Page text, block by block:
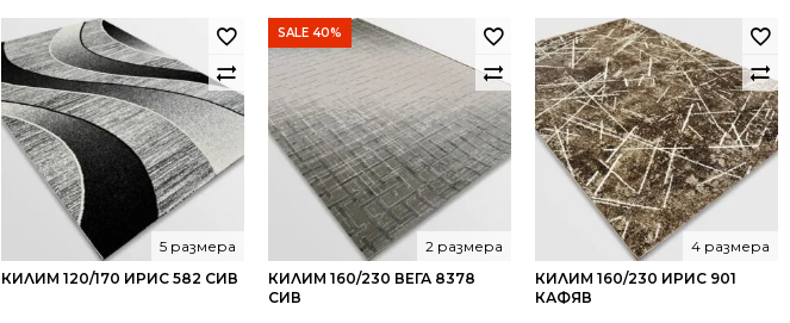
КИЛИМ 120/170 ИРИС 582 СИВ
5 размера
SALE 40%
КИЛИМ 160/230 ВЕГА 8378
СИВ
2 размера
КИЛИМ 160/230 ИРИС 901
КАФЯВ
4 размера